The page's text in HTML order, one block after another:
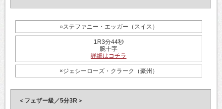
○ステファニー・エッガー（スイス）
1R3分44秒
腕十字
詳細はコチラ
×ジェシーローズ・クラーク（豪州）
＜フェザー級／5分3R＞